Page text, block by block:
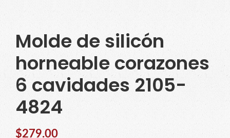
Molde de silicón
horneable corazones
6 cavidades 2105-
4824
$279.00